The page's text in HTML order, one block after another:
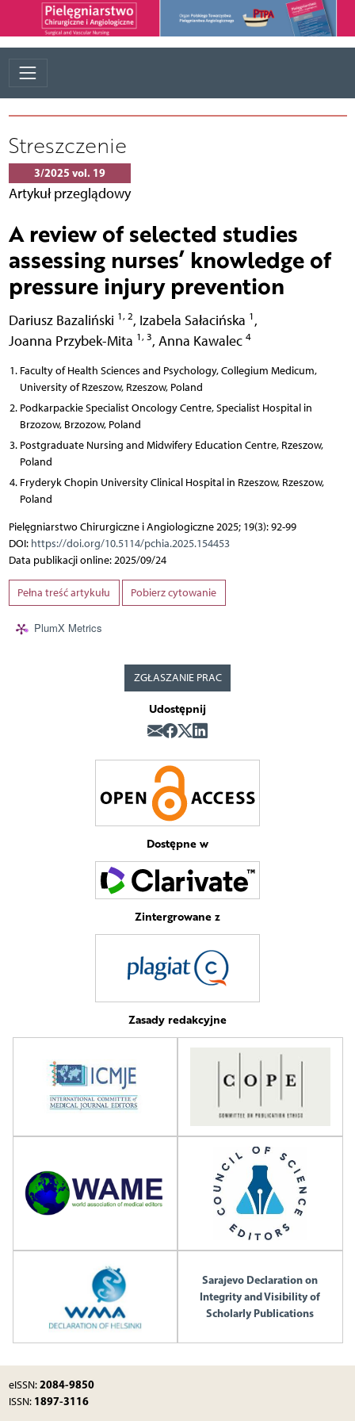
Streszczenie
3/2025 vol. 19
Artykuł przeglądowy
A review of selected studies
assessing nurses’ knowledge of
pressure injury prevention
Dariusz Bazaliński 1, 2, Izabela Sałacińska 1 ,
Joanna Przybek-Mita 1, 3, Anna Kawalec 4
Faculty of Health Sciences and Psychology, Collegium Medicum,
University of Rzeszow, Rzeszow, Poland
Podkarpackie Specialist Oncology Centre, Specialist Hospital in
Brzozow, Brzozow, Poland
Postgraduate Nursing and Midwifery Education Centre, Rzeszow,
Poland
Fryderyk Chopin University Clinical Hospital in Rzeszow, Rzeszow,
Poland
Pielęgniarstwo Chirurgiczne i Angiologiczne 2025; 19(3): 92-99
DOI: https://doi.org/10.5114/pchia.2025.154453
Data publikacji online: 2025/09/24
Pełna treść artykułu Pobierz cytowanie
PlumX Metrics
ZGŁASZANIE PRAC
Udostępnij
Dostępne w
Zintergrowane z
Zasady redakcyjne
Sarajevo Declaration on
Integrity and Visibility of
Scholarly Publications
eISSN:2084-9850
ISSN: 1897-3116